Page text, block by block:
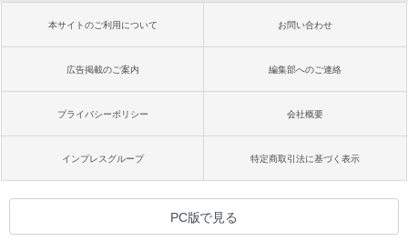
本サイトのご利用について お問い合わせ
広告掲載のご案内 編集部へのご連絡
プライバシーポリシー 会社概要
インプレスグループ 特定商取引法に基づく表示
PC版で見る